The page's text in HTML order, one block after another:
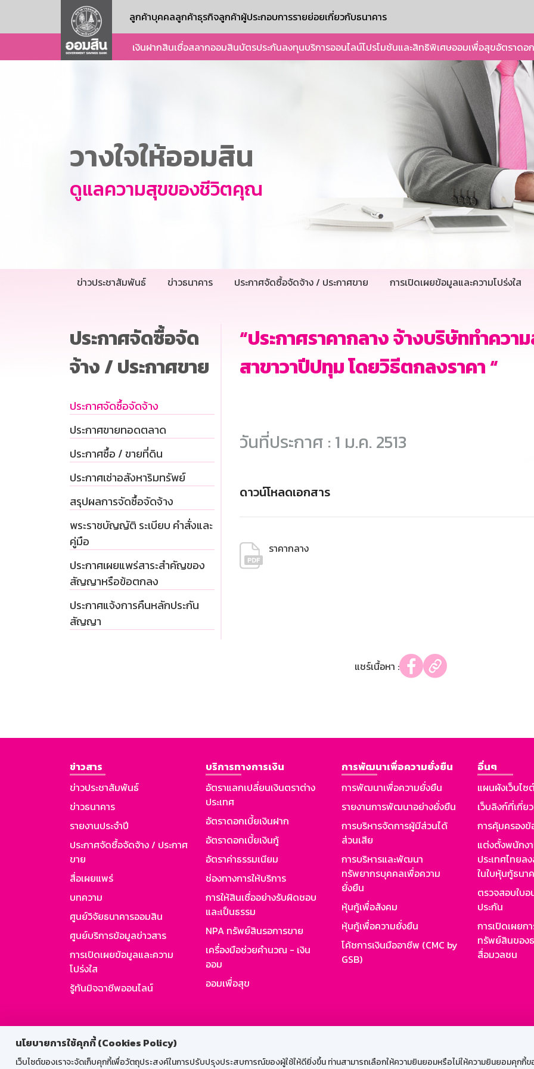
นโยบายการใช้คุกกี้ (Cookies Policy)
เว็บไซต์ของเราจะจัดเก็บคุกกี้เพื่อวัตถุประสงค์ในการปรับปรุงประสบการณ์ของผู้ใช้ให้ดียิ่งขึ้น ท่านสามารถเลือกให้ความยินยอมหรือไม่ให้ความยินยอมคุกกี้ข
ลูกค้าบุคคลลูกค้าธุรกิจลูกค้าผู้ประกอบการรายย่อยเกี่ยวกับธนาคาร
เงินฝากสินเชื่อสลากออมสินบัตรประกันลงทุนบริการออนไลน์โปรโมชันและสิทธิพิเศษออมเพื่อสุขอัตราดอ
วางใจให้ออมสิน
ดูแลความสุขของชีวิตคุณ
ข่าวประชาสัมพันธ์ ข่าวธนาคาร ประกาศจัดซื้อจัดจ้าง / ประกาศขาย การเปิดเผยข้อมูลและความโปร่งใส
ประกาศจัดซื้อจัด
จ้าง / ประกาศขาย
ประกาศจัดซื้อจัดจ้าง
ประกาศขายทอดตลาด
ประกาศซื้อ / ขายที่ดิน
ประกาศเช่าอสังหาริมทรัพย์
สรุปผลการจัดซื้อจัดจ้าง
พระราชบัญญัติ ระเบียบ คำสั่งและ
คู่มือ
ประกาศเผยแพร่สาระสำคัญของ
สัญญาหรือข้อตกลง
ประกาศแจ้งการคืนหลักประกัน
สัญญา
“ประกาศราคากลาง จ้างบริษัททำควา
สาขาวาปีปทุม โดยวิธีตกลงราคา “
วันที่ประกาศ : 1 ม.ค. 2513
ดาวน์โหลดเอกสาร
ราคากลาง
แชร์เนื้อหา :
ข่าวสาร
ข่าวประชาสัมพันธ์
ข่าวธนาคาร
รายงานประจำปี
ประกาศจัดซื้อจัดจ้าง / ประกาศ
ขาย
สื่อเผยแพร่
บทความ
ศูนย์วิจัยธนาคารออมสิน
ศูนย์บริการข้อมูลข่าวสาร
การเปิดเผยข้อมูลและความ
โปร่งใส
รู้ทันมิจฉาชีพออนไลน์
บริการทางการเงิน
อัตราแลกเปลี่ยนเงินตราต่าง
ประเทศ
อัตราดอกเบี้ยเงินฝาก
อัตราดอกเบี้ยเงินกู้
อัตราค่าธรรมเนียม
ช่องทางการให้บริการ
การให้สินเชื่ออย่างรับผิดชอบ
และเป็นธรรม
NPA ทรัพย์สินรอการขาย
เครื่องมือช่วยคำนวณ - เงิน
ออม
ออมเพื่อสุข
การพัฒนาเพื่อความยั่งยืน
การพัฒนาเพื่อความยั่งยืน
รายงานการพัฒนาอย่างยั่งยืน
การบริหารจัดการผู้มีส่วนได้
ส่วนเสีย
การบริหารและพัฒนา
ทรัพยากรบุคคลเพื่อความ
ยั่งยืน
หุ้นกู้เพื่อสังคม
หุ้นกู้เพื่อความยั่งยืน
โค้ชการเงินมืออาชีพ (CMC by
GSB)
อื่นๆ
แผนผังเว็บไซ
เว็บลิงก์ที่เกี่ย
การคุ้มครอง
แต่งตั้งพนักง
ประเทศไทยล
ในใบหุ้นกู้ธนา
ตรวจสอบใบ
ประกัน
การเปิดเผยก
ทรัพย์สินของ
สื่อมวลชน